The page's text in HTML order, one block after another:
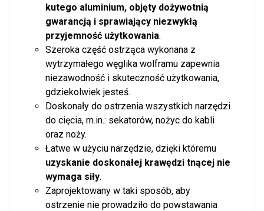
kutego aluminium, objęty dożywotnią
gwarancją i sprawiający niezwykłą
przyjemność użytkowania.
Szeroka część ostrząca wykonana z
wytrzymałego węglika wolframu zapewnia
niezawodność i skuteczność użytkowania,
gdziekolwiek jesteś.
Doskonały do ostrzenia wszystkich narzędzi
do cięcia, m.in.: sekatorów, nożyc do kabli
oraz noży.
Łatwe w użyciu narzędzie, dzięki któremu
uzyskanie doskonałej krawędzi tnącej nie
wymaga siły.
Zaprojektowany w taki sposób, aby
ostrzenie nie prowadziło do powstawania